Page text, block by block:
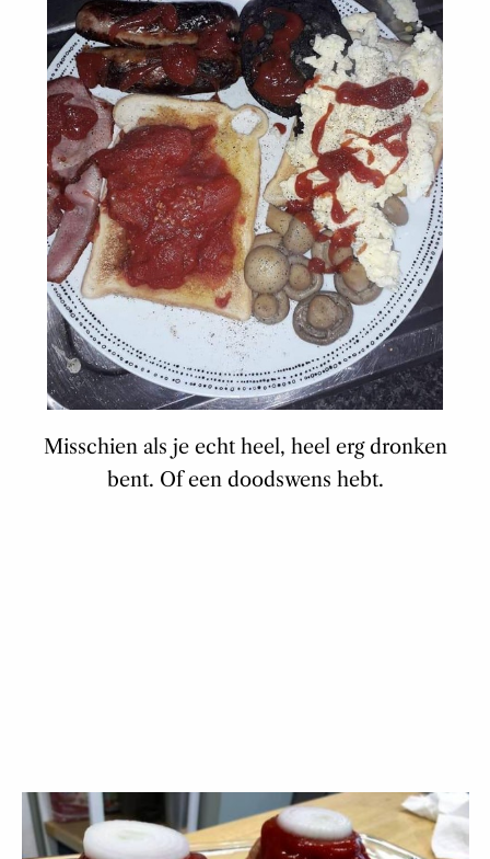
Misschien als je echt heel, heel erg dronken
bent. Of een doodswens hebt.